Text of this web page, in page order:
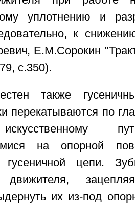
уплотнению и
к
Е.М.Сорокин
с.350).
также
перекатываются по
на опорной
гусеничной цепи.
движителя,
их из-под